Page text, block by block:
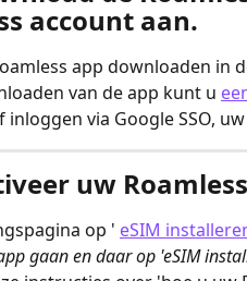
account aan.
app downloaden in
van de app kunt u
inloggen via Google SSO,
uw
op ' eSIM
gaan en daar op 'eSIM